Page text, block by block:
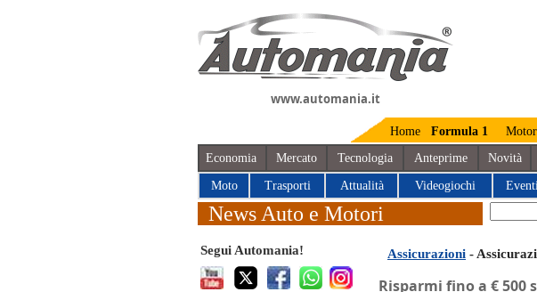
www.automania.it
Home Formula 1
Economia Mercato Tecnologia Anteprime Novità
Moto Trasporti Attualità Videogiochi
News Auto e Motori
Segui Automania! Assicurazioni -
Risparmi fino a € 500